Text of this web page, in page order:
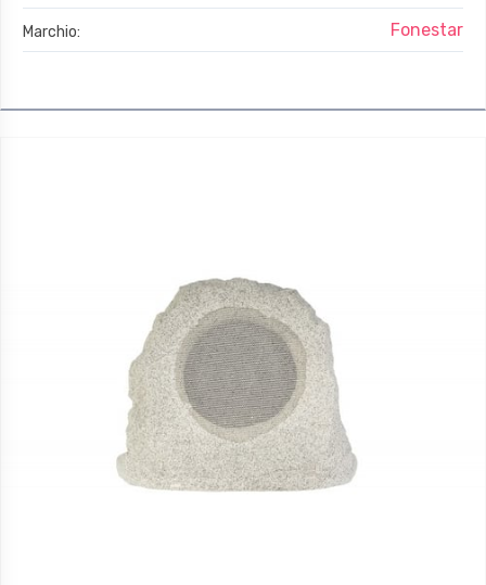
Marchio: Fonestar